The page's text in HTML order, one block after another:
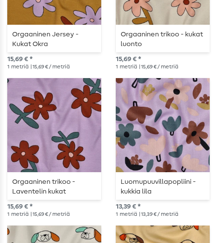
Orgaaninen Jersey -
Kukat Okra
15,69 € *
1 metriä | 15,69 € / metriä
Orgaaninen trikoo - kukat
luonto
15,69 € *
1 metriä | 15,69 € / metriä
Orgaaninen trikoo -
Laventelin kukat
15,69 € *
1 metriä | 15,69 € / metriä
Luomupuuvillapopliini -
kukkia lila
13,39 € *
1 metriä | 13,39 € / metriä